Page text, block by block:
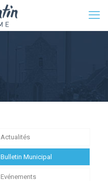
Actualités
Bulletin Municipal
Evénements